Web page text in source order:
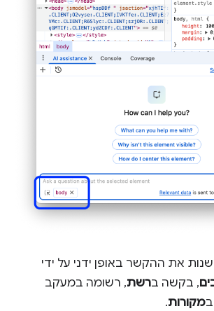
את ההקשר באופן ידני על ידי
, בקשה ברשת, רשומה במעקב
מקורות.